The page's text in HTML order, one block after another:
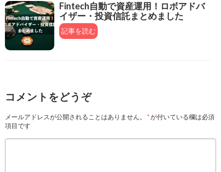
Fintech自動で資産運用！ロボアドバ
イザー・投資信託まとめました
記事を読む
コメントをどうぞ
メールアドレスが公開されることはありません。 *が付いている欄は必須
項目です